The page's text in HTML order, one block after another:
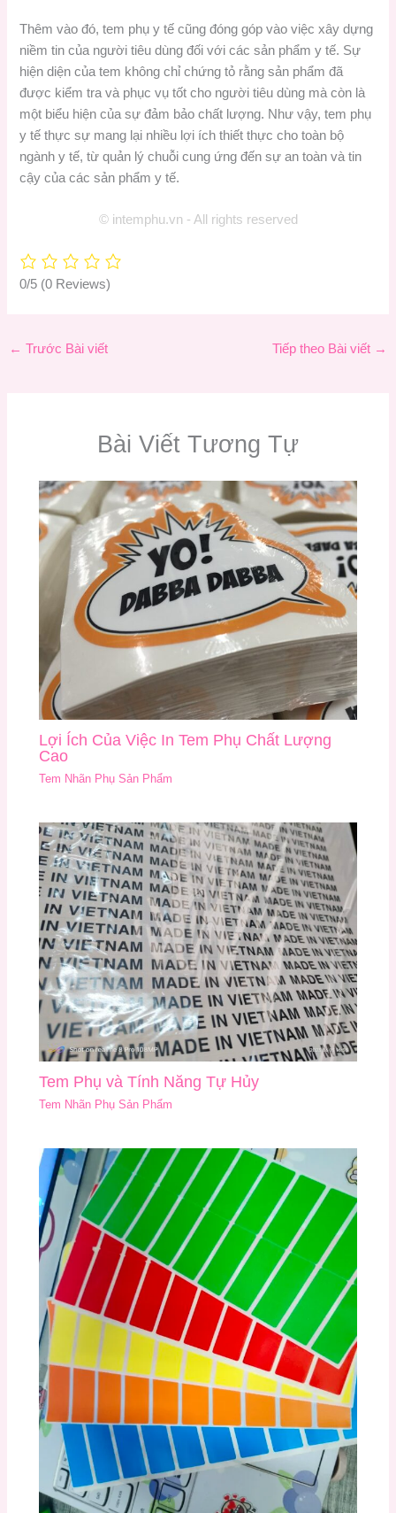
Thêm vào đó, tem phụ y tế cũng đóng góp vào việc xây dựng
niềm tin của người tiêu dùng đối với các sản phẩm y tế. Sự
hiện diện của tem không chỉ chứng tỏ rằng sản phẩm đã
được kiểm tra và phục vụ tốt cho người tiêu dùng mà còn là
một biểu hiện của sự đảm bảo chất lượng. Như vậy, tem phụ
y tế thực sự mang lại nhiều lợi ích thiết thực cho toàn bộ
ngành y tế, từ quản lý chuỗi cung ứng đến sự an toàn và tin
cậy của các sản phẩm y tế.
© intemphu.vn - All rights reserved
0/5 (0 Reviews)
← Trước Bài viết Tiếp theo Bài viết →
Bài Viết Tương Tự
Lợi Ích Của Việc In Tem Phụ Chất Lượng
Cao
Tem Nhãn Phụ Sản Phẩm
Tem Phụ và Tính Năng Tự Hủy
Tem Nhãn Phụ Sản Phẩm